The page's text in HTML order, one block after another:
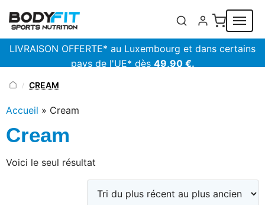
LIVRAISON OFFERTE* au Luxembourg et dans certains
pays de l'UE* dès 49,90 €.
/ CREAM
Accueil » Cream
Cream
Voici le seul résultat